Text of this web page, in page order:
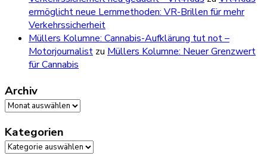
ermöglicht neue Lernmethoden: VR-Brillen für mehr
Verkehrssicherheit
Müllers Kolumne: Cannabis-Aufklärung tut not –
Motorjournalist zu Müllers Kolumne: Neuer Grenzwert
für Cannabis
Archiv
Archiv
Kategorien
Kategorien